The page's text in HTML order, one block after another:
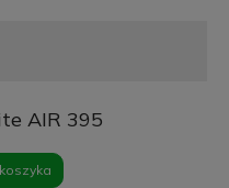
AIR 395